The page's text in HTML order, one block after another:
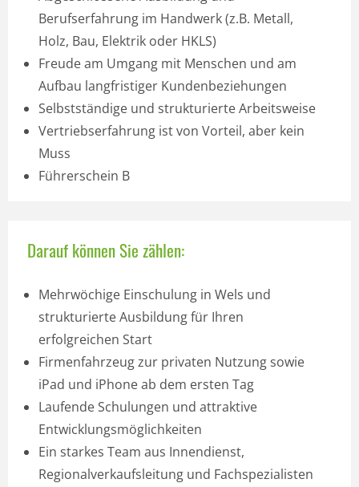
Berufserfahrung im Handwerk (z.B. Metall,
Holz, Bau, Elektrik oder HKLS)
Freude am Umgang mit Menschen und am
Aufbau langfristiger Kundenbeziehungen
Selbstständige und strukturierte Arbeitsweise
Vertriebs­erfahrung ist von Vorteil, aber kein
Muss
Führerschein B
Darauf können Sie zählen:
Mehrwöchige Einschulung in Wels und
strukturierte Ausbildung für Ihren
erfolgreichen Start
Firmenfahrzeug zur privaten Nutzung sowie
iPad und iPhone ab dem ersten Tag
Laufende Schulungen und attraktive
Entwicklungsmöglichkeiten
Ein starkes Team aus Innendienst,
Regionalverkaufsleitung und Fachspezialisten